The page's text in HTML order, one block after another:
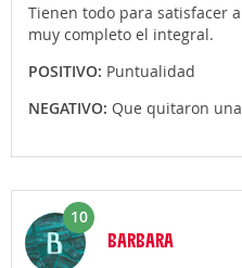
Tienen todo para satisfacer
muy completo el integral.
POSITIVO: Puntualidad
NEGATIVO: Que quitaron
10
BARBARA